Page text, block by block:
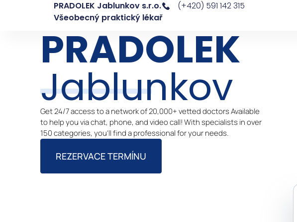
PRADOLEK Jablunkov s.r.o.
Všeobecný praktický lékař
(+420) 591 142 315
PRADOLEK
Jablunkov
Get 24/7 access to a network of 20,000+ vetted doctors Available
to help you via chat, phone, and video call! With specialists in over
150 categories, you’ll find a professional for your needs.
REZERVACE TERMÍNU